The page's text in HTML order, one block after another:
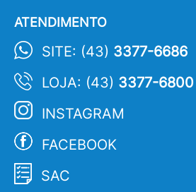
ATENDIMENTO
SITE: (43) 3377-6686
LOJA: (43) 3377-6800
INSTAGRAM
FACEBOOK
SAC